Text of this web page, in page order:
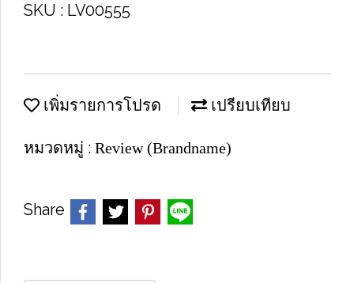
SKU : LV00555
เพิ่มรายการโปรด เปรียบเทียบ
หมวดหมู่ : Review (Brandname)
Share